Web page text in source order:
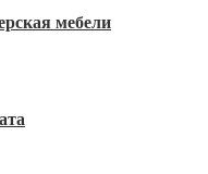
мебели